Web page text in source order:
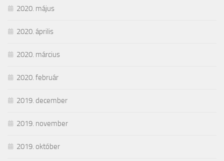
2020. május
2020. április
2020. március
2020. február
2019. december
2019. november
2019. október